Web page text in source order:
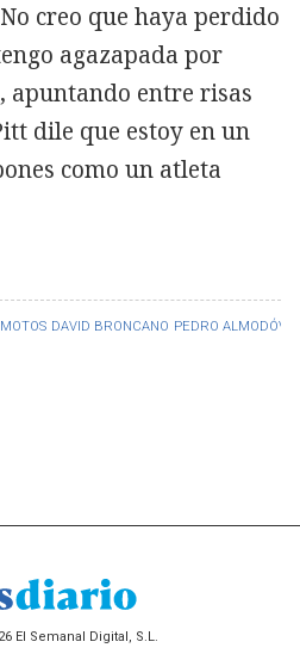
DAVID BRONCANO PEDRO
creo que haya perdido
agazapada por
apuntando entre risas
dile que estoy en un
como un atleta
El Semanal Digital, S.L.